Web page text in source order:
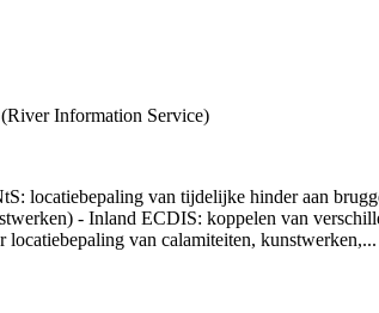
Information Service)
locatiebepaling van tijdelijke hinder aan
- Inland ECDIS: koppelen van
van calamiteiten,